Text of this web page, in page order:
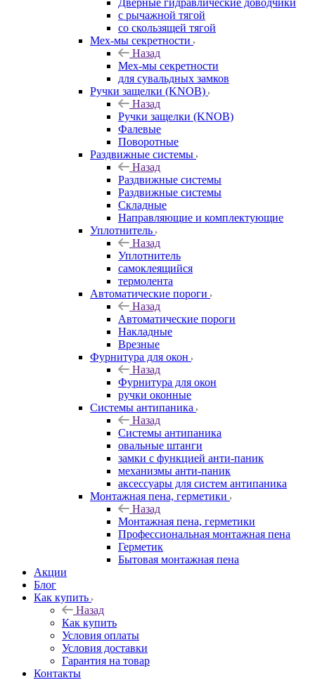
Дверные гидравлические доводчики
с рычажной тягой
со скользящей тягой
Мех-мы секретности
Назад
Мех-мы секретности
для сувальдных замков
Ручки защелки (KNOB)
Назад
Ручки защелки (KNOB)
Фалевые
Поворотные
Раздвижные системы
Назад
Раздвижные системы
Раздвижные системы
Складные
Направляющие и комплектующие
Уплотнитель
Назад
Уплотнитель
самоклеящийся
термолента
Автоматические пороги
Назад
Автоматические пороги
Накладные
Врезные
Фурнитура для окон
Назад
Фурнитура для окон
ручки оконные
Системы антипаника
Назад
Системы антипаника
овальные штанги
замки с функцией анти-паник
механизмы анти-паник
аксессуары для систем антипаника
Монтажная пена, герметики
Назад
Монтажная пена, герметики
Профессиональная монтажная пена
Герметик
Бытовая монтажная пена
Акции
Блог
Как купить
Назад
Как купить
Условия оплаты
Условия доставки
Гарантия на товар
Контакты